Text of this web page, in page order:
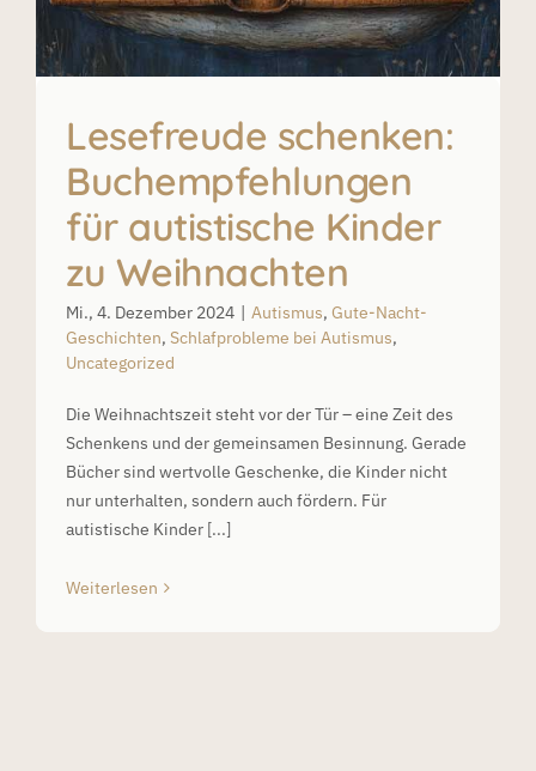
Lesefreude schenken:
Buchempfehlungen
für autistische Kinder
zu Weihnachten
Mi., 4. Dezember 2024 | Autismus, Gute-Nacht-
Geschichten, Schlafprobleme bei Autismus,
Uncategorized
Die Weihnachtszeit steht vor der Tür – eine Zeit des
Schenkens und der gemeinsamen Besinnung. Gerade
Bücher sind wertvolle Geschenke, die Kinder nicht
nur unterhalten, sondern auch fördern. Für
autistische Kinder [...]
Weiterlesen